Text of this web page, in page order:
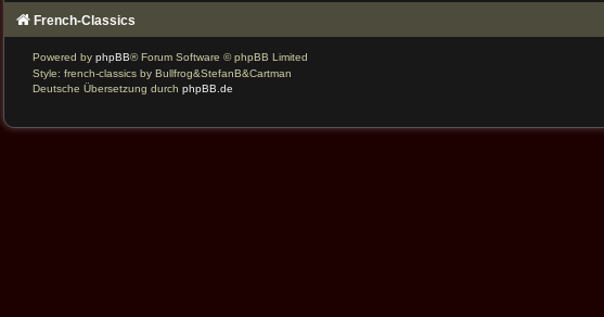
French-Classics
Powered byphpBB® Forum Software © phpBB Limited
Style: french-classics by Bullfrog&StefanB&Cartman
Deutsche Übersetzung durchphpBB.de